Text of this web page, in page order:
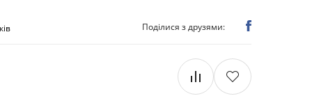
Поділися з друзями: